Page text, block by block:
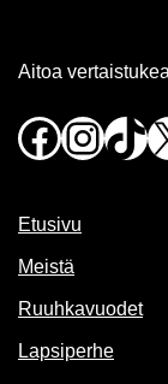
Aitoa
FacebookX
Etusivu
Meistä
Ruuhkavuodet
Lapsiperhe